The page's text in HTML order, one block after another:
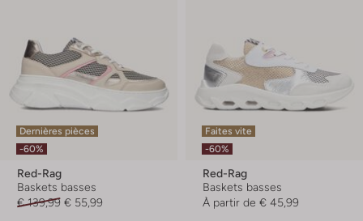
Dernières pièces
-60%
Red-Rag
Baskets basses
€ 139,99 € 55,99
Faites vite
-60%
Red-Rag
Baskets basses
À partir de € 45,99